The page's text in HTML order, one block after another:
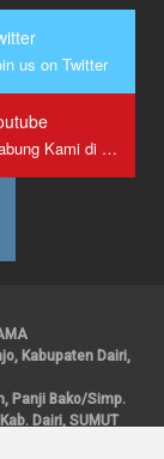
us on Twitter
Gabung Kami di Youtube
Kabupaten Dairi,
Panji Bako/Simp.
Dairi, SUMUT